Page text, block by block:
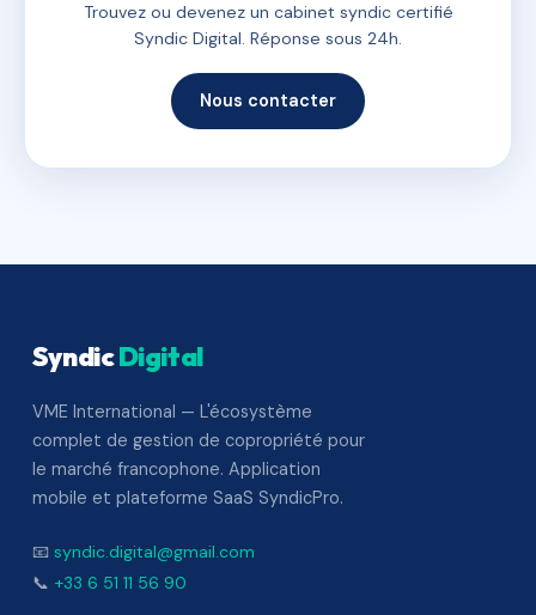
Trouvez ou devenez un cabinet syndic certifié
Syndic Digital. Réponse sous 24h.
Nous contacter
SyndicDigital
VME International — L'écosystème
complet de gestion de copropriété pour
le marché francophone. Application
mobile et plateforme SaaS SyndicPro.
📧 syndic.digital@gmail.com
📞 +33 6 51 11 56 90